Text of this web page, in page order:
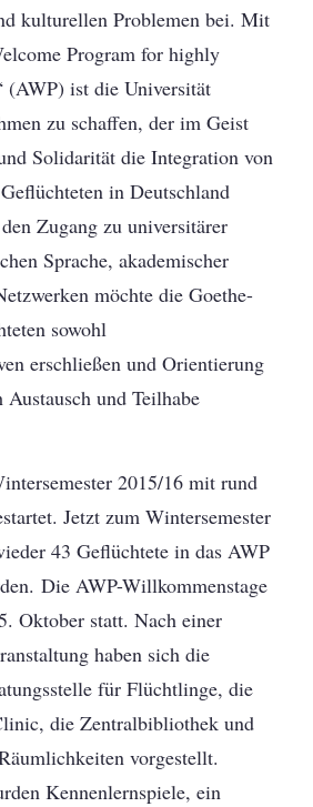
kulturellen Problemen bei. Mit
Program for highly
(AWP) ist die Universität
zu schaffen, der im Geist
Solidarität die Integration von
in Deutschland
Zugang zu universitärer
Sprache, akademischer
möchte die Goethe-
sowohl
erschließen und Orientierung
und Teilhabe
2015/16 mit rund
Jetzt zum Wintersemester
43 Geflüchtete in das AWP
Die AWP-Willkommenstage
Oktober statt. Nach einer
haben sich die
für Flüchtlinge, die
die Zentralbibliothek und
vorgestellt.
Kennenlernspiele, ein